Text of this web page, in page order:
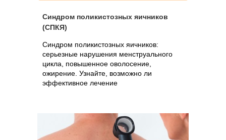
Синдром поликистозных яичников
(СПКЯ)
Синдром поликистозных яичников:
серьезные нарушения менструального
цикла, повышенное оволосение,
ожирение. Узнайте, возможно ли
эффективное лечение